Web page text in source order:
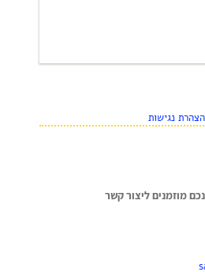
הצהרת נגישות
מוזמנים ליצור קשר